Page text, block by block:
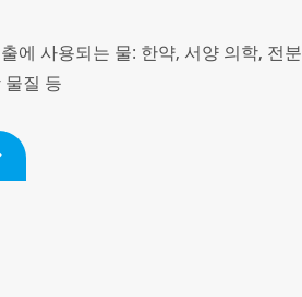
에 사용되는 물: 한약, 서양 의학, 전
질 등